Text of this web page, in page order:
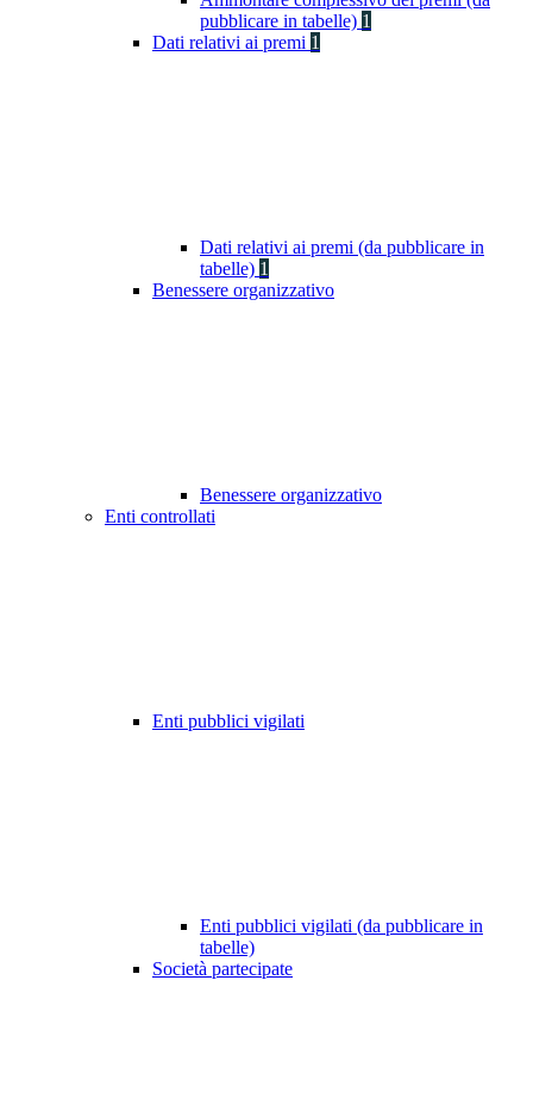
pubblicare in tabelle) 1
Dati relativi ai premi 1
Dati relativi ai premi (da pubblicare in
tabelle) 1
Benessere organizzativo
Benessere organizzativo
Enti controllati
Enti pubblici vigilati
Enti pubblici vigilati (da pubblicare in
tabelle)
Società partecipate